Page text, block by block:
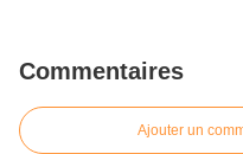
Commentaires
Ajouter un